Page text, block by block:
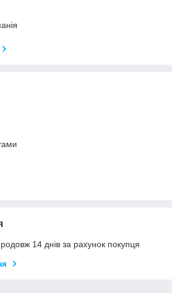
14 днів за рахунок покупця